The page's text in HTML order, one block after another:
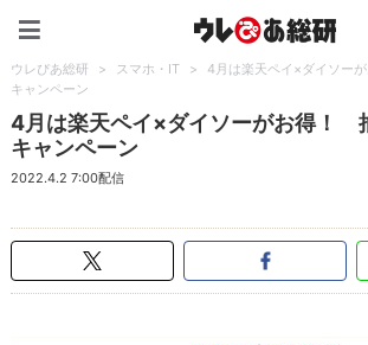
ウレぴあ総研 > スマホ・IT >
4月は楽天ペイ×ダイソー
キャンペーン
4月は楽天ペイ×ダイソーがお得！
キャンペーン
2022.4.2 7:00配信